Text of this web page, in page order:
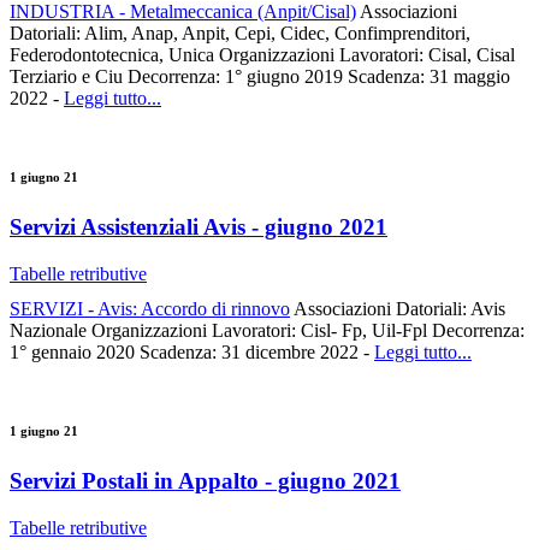
INDUSTRIA - Metalmeccanica (Anpit/Cisal)Associazioni
Datoriali: Alim, Anap, Anpit, Cepi, Cidec, Confimprenditori,
Federodontotecnica, Unica Organizzazioni Lavoratori: Cisal, Cisal
Terziario e Ciu Decorrenza: 1° giugno 2019 Scadenza: 31 maggio
2022 - Leggi tutto...
1 giugno 21
Servizi Assistenziali Avis - giugno 2021
Tabelle retributive
SERVIZI - Avis: Accordo di rinnovo Associazioni Datoriali: Avis
Nazionale Organizzazioni Lavoratori: Cisl- Fp, Uil-Fpl Decorrenza:
1° gennaio 2020 Scadenza: 31 dicembre 2022 - Leggi tutto...
1 giugno 21
Servizi Postali in Appalto - giugno 2021
Tabelle retributive